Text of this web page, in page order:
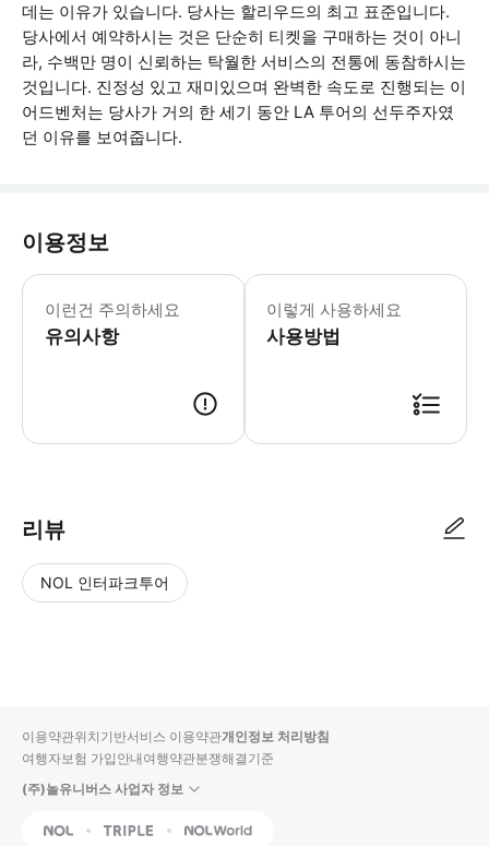
데는 이유가 있습니다. 당사는 할리우드의 최고 표준입니다.
당사에서 예약하시는 것은 단순히 티켓을 구매하는 것이 아니
라, 수백만 명이 신뢰하는 탁월한 서비스의 전통에 동참하시는
것입니다. 진정성 있고 재미있으며 완벽한 속도로 진행되는 이
어드벤처는 당사가 거의 한 세기 동안 LA 투어의 선두주자였
던 이유를 보여줍니다.
이용정보
이런건 주의하세요
유의사항
경유지에서 어느 정도의 도보 이동이
이렇게 사용하세요
사용방법
리뷰
NOL 인터파크투어
입니
다.
순
상
이용약관위치기반서비스 이용약관개인정보 처리방침
여행자보험 가입안내여행약관분쟁해결기준
(주)놀유니버스 사업자 정보
NOL Triple Interpark Global